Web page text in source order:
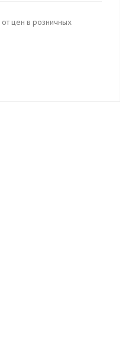
от цен в розничных